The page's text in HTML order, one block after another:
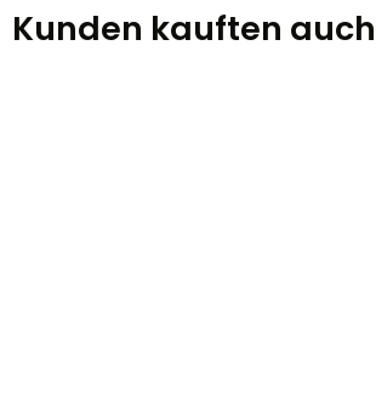
Kunden kauften auch